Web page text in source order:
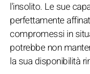
l'insolito. Le sue
perfettamente
compromessi in
potrebbe non
la sua disponibilità